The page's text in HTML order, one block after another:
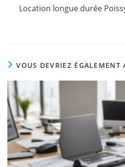
Location longue durée
VOUS DEVRIEZ ÉGALEMENT